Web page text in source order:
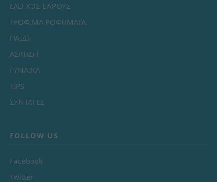
ΕΛΕΓΧΟΣ ΒΑΡΟΥΣ
ΤΡΟΦΙΜΑ ΡΟΦΗΜΑΤΑ
ΠΑΙΔΙ
ΑΣΚΗΣΗ
ΓΥΝΑΙΚΑ
TIPS
ΣΥΝΤΑΓΕΣ
FOLLOW US
Facebook
Twitter